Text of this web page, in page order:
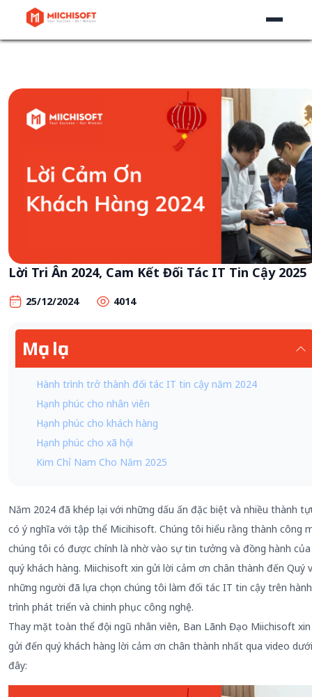
Lời Tri Ân 2024, Cam Kết Đối Tác IT Tin Cậy 2025
25/12/2024 4014
Mục lục
Hành trình trở thành đối tác IT tin cậy năm 2024
Hạnh phúc cho nhân viên
Hạnh phúc cho khách hàng
Hạnh phúc cho xã hội
Kim Chỉ Nam Cho Năm 2025
Năm 2024 đã khép lại với những dấu ấn đặc biệt và nhiều thành
có ý nghĩa với tập thể Micihisoft. Chúng tôi hiểu rằng thành công
chúng tôi có được chính là nhờ vào sự tin tưởng và đồng hành của
quý khách hàng. Miichisoft xin gửi lời cảm ơn chân thành đến Quý
những người đã lựa chọn chúng tôi làm đối tác IT tin cậy trên hành
trình phát triển và chinh phục công nghệ.
Thay mặt toàn thể đội ngũ nhân viên, Ban Lãnh Đạo Miichisoft xin
gửi đến quý khách hàng lời cảm ơn chân thành nhất qua video dưới
đây: